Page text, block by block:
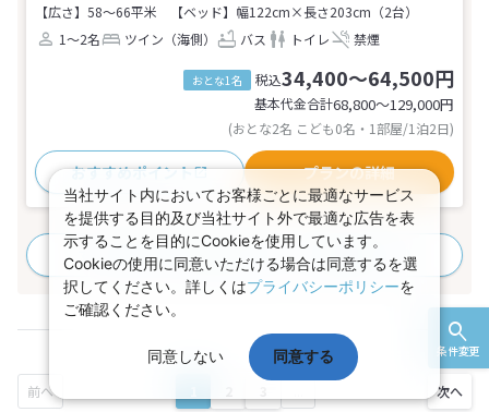
条件変更
【広さ】58～66平米
【ベッド】幅122cm×長さ203cm（2台）
1～2名
ツイン（海側） バス トイレ 禁煙
おとな1名 税込34,400～64,500円
基本代金合計68,800〜129,000円
(おとな2名 こども0名・1部屋/1泊2日)
おすすめポイント プランの詳細
すべてのプランを見る (53プラン、35部屋タイプ)
当社サイト内においてお客様ごとに最適なサービス
を提供する目的及び当社サイト外で最適な広告を表
示することを目的にCookieを使用しています。
Cookieの使用に同意いただける場合は同意するを選
択してください。詳しくはプライバシーポリシーを
ご確認ください。
同意しない 同意する